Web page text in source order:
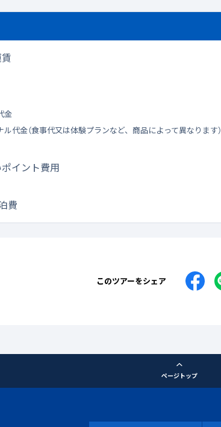
金
代金（食事代又は体験プランなど、商品によって異なります）
イント費用
費
このツアーをシェア
ページトップ